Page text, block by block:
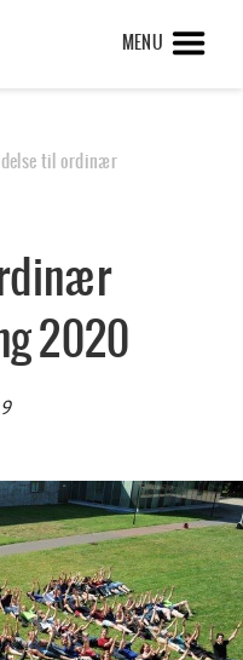
MENU
til ordinær
2020